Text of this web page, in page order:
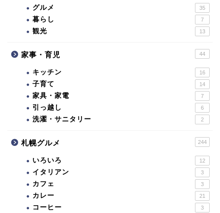
グルメ 35
暮らし 7
観光 13
家事・育児 44
キッチン 16
子育て 14
家具・家電 7
引っ越し 6
洗濯・サニタリー 2
札幌グルメ 244
いろいろ 12
イタリアン 3
カフェ 3
カレー 21
コーヒー 3